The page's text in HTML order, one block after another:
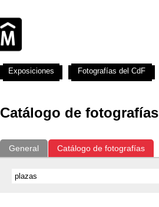
Catálogo de fotografías
General Catálogo de fotografías
Exposiciones Fotografías del CdF